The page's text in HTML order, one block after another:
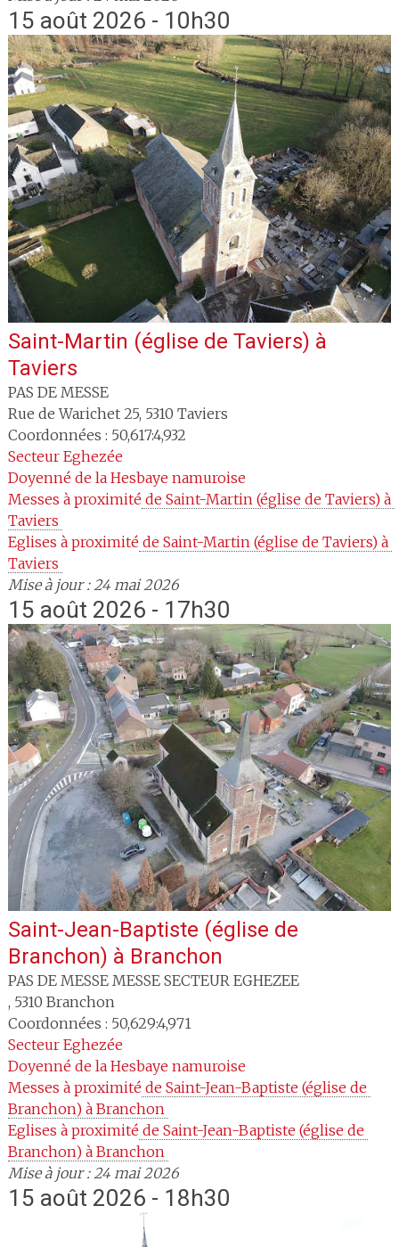
15 août 2026 - 10h30
Saint-Martin (église de Taviers) à
Taviers
PAS DE MESSE
Rue de Warichet 25, 5310 Taviers
Coordonnées : 50,617:4,932
Secteur Eghezée
Doyenné de la Hesbaye namuroise
Messes à proximité de Saint-Martin (église de Taviers) à
Taviers
Eglises à proximité de Saint-Martin (église de Taviers) à
Taviers
Mise à jour : 24 mai 2026
15 août 2026 - 17h30
Saint-Jean-Baptiste (église de
Branchon) à Branchon
PAS DE MESSE MESSE SECTEUR EGHEZEE
, 5310 Branchon
Coordonnées : 50,629:4,971
Secteur Eghezée
Doyenné de la Hesbaye namuroise
Messes à proximité de Saint-Jean-Baptiste (église de
Branchon) à Branchon
Eglises à proximité de Saint-Jean-Baptiste (église de
Branchon) à Branchon
Mise à jour : 24 mai 2026
15 août 2026 - 18h30